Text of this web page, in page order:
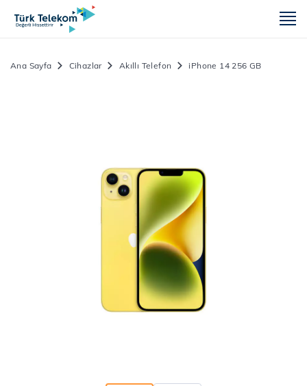
Ana Sayfa Cihazlar Akıllı Telefon iPhone 14 256 GB